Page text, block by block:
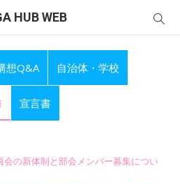
HUB WEB
想Q&A 自治体・学校
宣言書
会の新体制と部会メンバー募集につい